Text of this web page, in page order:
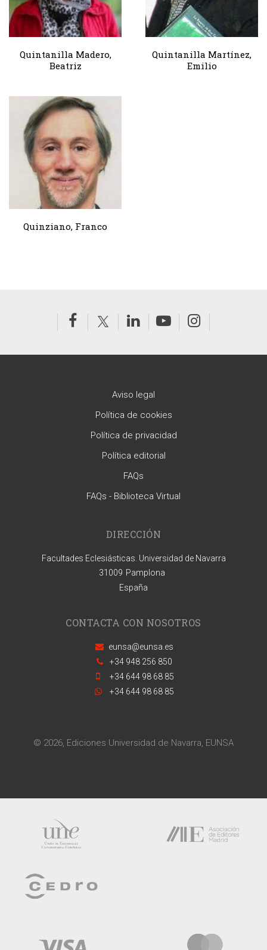
Quintanilla Madero,
Beatriz
Quintanilla Martínez,
Emilio
Quinziano, Franco
Aviso legal
Política de cookies
Política de privacidad
Política editorial
FAQs
FAQs - Biblioteca Virtual
DIRECCIÓN
Facultades Eclesiásticas. Universidad de Navarra
31009 Pamplona
España
CONTACTA CON NOSOTROS
eunsa@eunsa.es
+34 948 256 850
+34 644 98 68 85
+34 644 98 68 85
© 2026, Ediciones Universidad de Navarra, EUNSA